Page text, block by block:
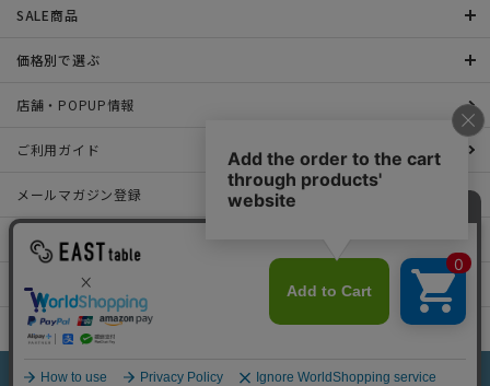
SALE商品
価格別で選ぶ
店舗・POPUP情報
ご利用ガイド
メールマガジン登録
お問い合わせ
特定商取引法表示について
プライバシーポリシー
©2022 EAST table All rights Reserved.